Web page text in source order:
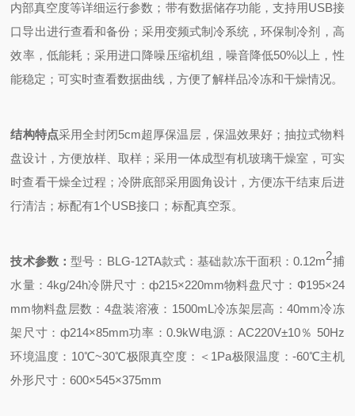
内部真空度等详细运行参数； 带有数据储存功能，支持用USB接
口导出进行查看和备份； 采用变频式制冷系统，环保制冷剂，高
效率，低能耗； 采用进口降噪压缩机组，噪音降低50%以上，性
能稳定；可实时查看数据曲线，方便了解样品冷冻和干燥情况。
结构特点采用全封闭5cm超厚保温层，保温效果好；抽拉式物料
盘设计，方便放样、取样； 采用一体成型有机玻璃干燥室，可实
时查看干燥全过程； 冷阱底部采用圆角设计，方便冻干结束后进
行清洁；标配有1个USB接口；标配真空泵。
技术参数：型号：BLG-12TA款式：基础款冻干面积：0.12m2捕
水量：4kg/24h冷阱尺寸：ф215×220mm物料盘尺寸：Ф195×24
mm物料盘层数：4盘装溶液：1500mL 冷冻架层高：40mm冷冻
架尺寸：ф214×85mm功率：0.9kW电源：AC220V±10％ 50Hz
环境温度：10℃~30℃极限真空度：＜1Pa极限温度：-60℃主机
外形尺寸：600×545×375mm